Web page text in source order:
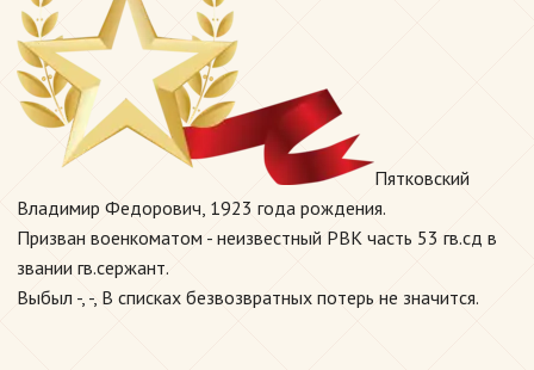
Пятковский
Владимир Федорович, 1923 года рождения.
Призван военкоматом - неизвестный РВК часть 53 гв.сд в
звании гв.сержант.
Выбыл -, -, В списках безвозвратных потерь не значится.